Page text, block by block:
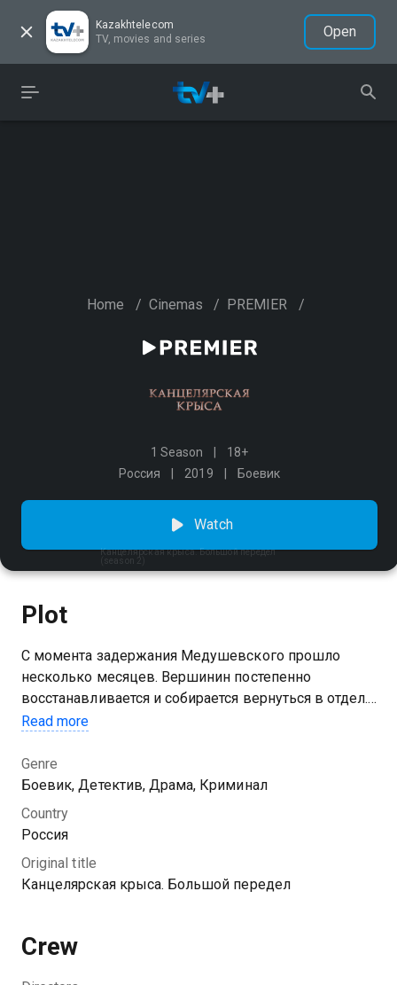
Kazakhtelecom
TV, movies and series
Open
Home / Cinemas / PREMIER /
1 Season
18+
Россия
2019 Боевик
Канцелярская крыса. Большой передел
(season 2)
Watch
Plot
С момента задержания Медушевского прошло
несколько месяцев. Вершинин постепенно
восстанавливается и собирается вернуться в отдел.
Как только мужчина выходит из больницы,
Борисова. Чтобы начать расследование и
восстановить справедливость, Вершинину
предстоит собрать новую команду. Его напарниками
становятся младший лейтенант Стас Комаров и
максимально быстро найти общий язык друг с
другом, чтобы не дать преступникам завладеть
You can watch 2 season of the series Канцелярская
Read more
Genre
Боевик, Детектив, Драма, Криминал
Country
Россия
Original title
Канцелярская крыса. Большой передел
Crew